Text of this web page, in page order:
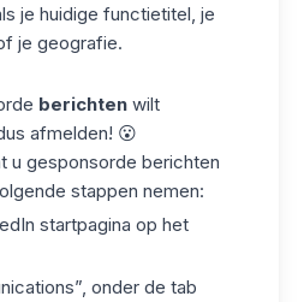
je huidige functietitel , je
je geografie.
berichten wilt
afmelden! 😮
u gesponsorde berichten
stappen nemen:
startpagina op het
onder de tab